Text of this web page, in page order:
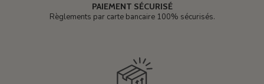
PAIEMENT SÉCURISÉ
Règlements par carte bancaire 100% sécurisés.